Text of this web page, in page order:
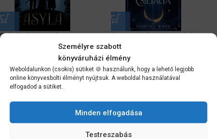
Személyre szabott
könyváruházi élmény
Weboldalunkon (csokis) sütiket 🍪 használunk, hogy a lehető legjobb
online könyvesbolti élményt nyújtsuk. A weboldal használatával
elfogadod a sütiket.
Minden elfogadása
Testreszabás
S. G. Yrabebe: Asyla
Florence White: Napnak és
holdnak csillaga
Ft
-10%